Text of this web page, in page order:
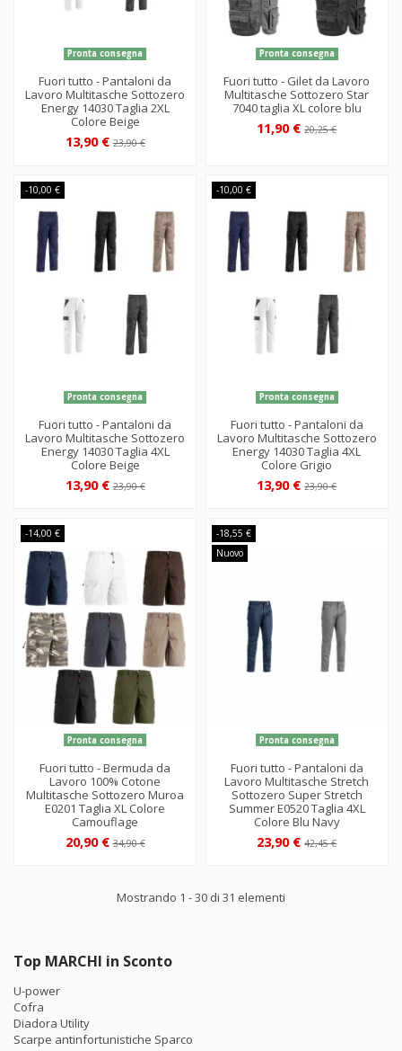
Pronta consegna
Fuori tutto - Pantaloni da
Lavoro Multitasche Sottozero
Energy 14030 Taglia 2XL
Colore Beige
13,90 €23,90 €
Pronta consegna
Fuori tutto - Gilet da Lavoro
Multitasche Sottozero Star
7040 taglia XL colore blu
11,90 €20,25 €
-10,00 €
Pronta consegna
Fuori tutto - Pantaloni da
Lavoro Multitasche Sottozero
Energy 14030 Taglia 4XL
Colore Beige
13,90 €23,90 €
-10,00 €
Pronta consegna
Fuori tutto - Pantaloni da
Lavoro Multitasche Sottozero
Energy 14030 Taglia 4XL
Colore Grigio
13,90 €23,90 €
-14,00 €
Pronta consegna
Fuori tutto - Bermuda da
Lavoro 100% Cotone
Multitasche Sottozero Muroa
E0201 Taglia XL Colore
Camouflage
20,90 €34,90 €
-18,55 €
Nuovo
Pronta consegna
Fuori tutto - Pantaloni da
Lavoro Multitasche Stretch
Sottozero Super Stretch
Summer E0520 Taglia 4XL
Colore Blu Navy
23,90 €42,45 €
Mostrando 1 - 30 di 31 elementi
Top MARCHI in Sconto
U-power
Cofra
Diadora Utility
Scarpe antinfortunistiche Sparco